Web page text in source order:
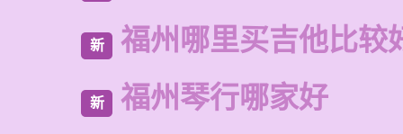
新 福州哪里买吉他比较
新 福州琴行哪家好